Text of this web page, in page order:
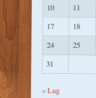
10 11
17
18
24
25
31
« Lug